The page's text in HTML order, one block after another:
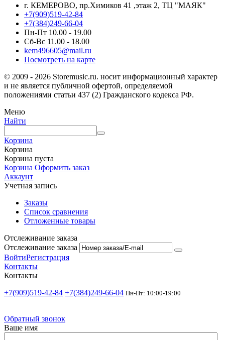
г. КЕМЕРОВО, пр.Химиков 41 ,этаж 2, ТЦ "МАЯК"
+7(909)519-42-84
+7(384)249-66-04
Пн-Пт 10.00 - 19.00
Сб-Вс 11.00 - 18.00
kem496605@mail.ru
Посмотреть на карте
© 2009 - 2026 Storemusic.ru. носит информационный характер
и не является публичной офертой, определяемой
положениями статьи 437 (2) Гражданского кодекса РФ.
Меню
Найти
Корзина
Корзина
Корзина пуста
Корзина Оформить заказ
Аккаунт
Учетная запись
Заказы
Список сравнения
Отложенные товары
Отслеживание заказа
Отслеживание заказа
ВойтиРегистрация
Контакты
Контакты
+7(909)519-42-84 +7(384)249-66-04 Пн-Пт: 10:00-19:00
Обратный звонок
Ваше имя